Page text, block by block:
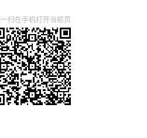
扫在手机打开当前页